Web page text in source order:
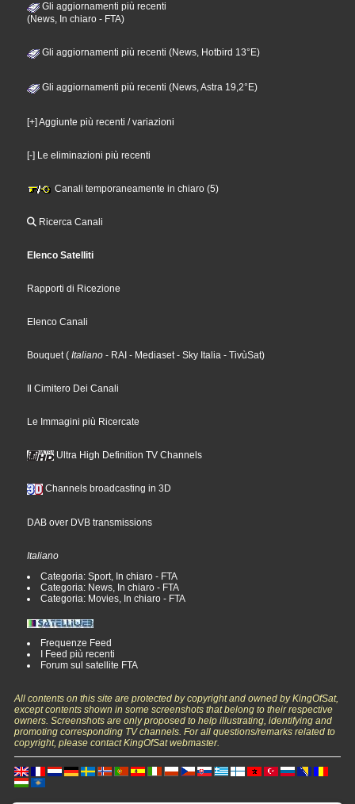
Gli aggiornamenti più recenti
(News, In chiaro - FTA)
Gli aggiornamenti più recenti (News, Hotbird 13°E)
Gli aggiornamenti più recenti (News, Astra 19,2°E)
[+] Aggiunte più recenti / variazioni
[-] Le eliminazioni più recenti
Canali temporaneamente in chiaro (5)
Ricerca Canali
Elenco Satelliti
Rapporti di Ricezione
Elenco Canali
Bouquet( Italiano - RAI - Mediaset- Sky Italia - TivùSat)
Il Cimitero Dei Canali
Le Immagini più Ricercate
Ultra High Definition TV Channels
Channels broadcasting in 3D
DAB over DVB transmissions
Italiano
Categoria: Sport, In chiaro - FTA
Categoria: News, In chiaro - FTA
Categoria: Movies, In chiaro - FTA
Frequenze Feed
I Feed più recenti
Forum sul satellite FTA
All contents on this site are protected by copyright and owned by KingOfSat,
except contents shown in some screenshots that belong to their respective
owners. Screenshots are only proposed to help illustrating, identifying and
promoting corresponding TV channels. For all questions/remarks related to
copyright, please contact KingOfSat webmaster.